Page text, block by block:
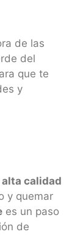
de las
del
que te
y
alta calidad
y quemar
es un paso
de